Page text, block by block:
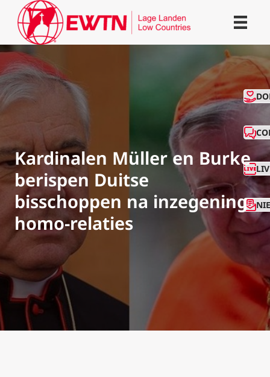
Kardinalen Müller en Burke
berispen Duitse
bisschoppen na inzegening
homo-relaties